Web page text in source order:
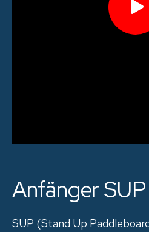
Anfänger
SUP (Stand Up